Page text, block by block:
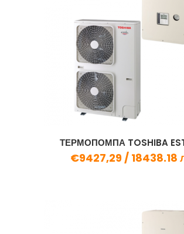
ТЕРМОПОМПА TOSHIBA
€9427,29 / 18438.18